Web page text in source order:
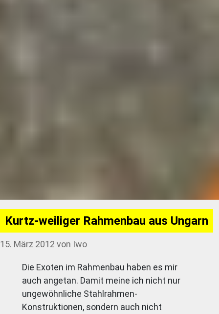
Kurtz-weiliger Rahmenbau aus Ungarn
15. März 2012 von Iwo
Die Exoten im Rahmenbau haben es mir
auch angetan. Damit meine ich nicht nur
ungewöhnliche Stahlrahmen-
Konstruktionen, sondern auch nicht